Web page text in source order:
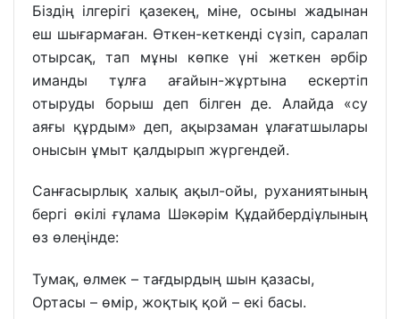
Біздің ілгерігі қазекең, міне, осыны жадынан
еш шығармаған. Өткен-кеткенді сүзіп, саралап
отырсақ, тап мұны көпке үні жеткен әрбір
иманды тұлға ағайын-жұртына ескертіп
отыруды борыш деп білген де. Алайда «су
аяғы құрдым» деп, ақырзаман ұлағатшылары
онысын ұмыт қалдырып жүргендей.
Санғасырлық халық ақыл-ойы, руханиятының
бергі өкілі ғұлама Шәкәрім Құдайбердіұлының
өз өлеңінде:
Тумақ, өлмек – тағдырдың шын қазасы,
Ортасы – өмір, жоқтық қой – екі басы.